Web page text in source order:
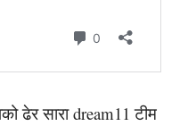
ढेर सारा dream11 टीम